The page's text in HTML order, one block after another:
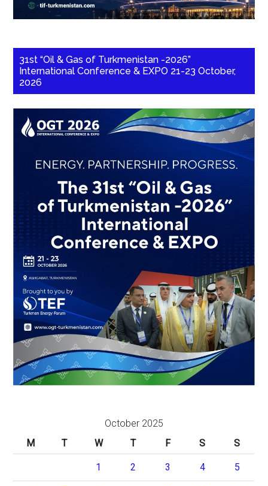
31st “Oil & Gas of Turkmenistan -2026”
International Conference & EXPO 21-23 October,
2026
October 2025
M
T W T F S S
1 2 3 4 5